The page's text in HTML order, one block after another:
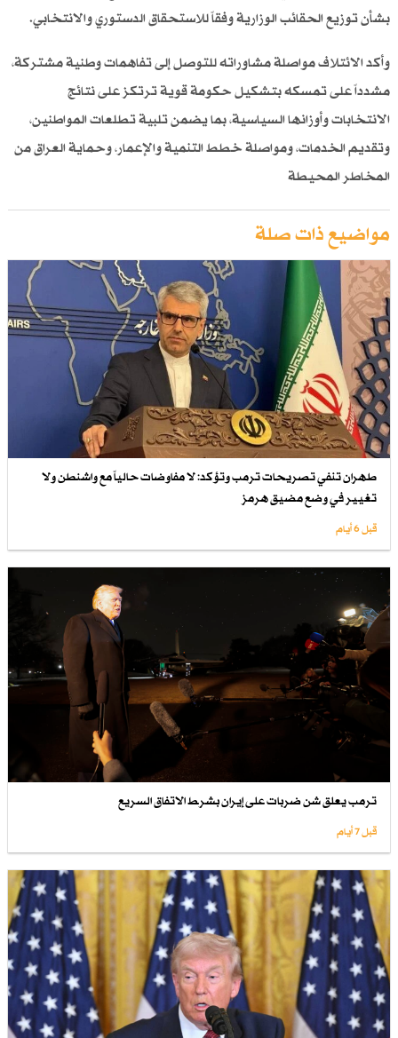
بشأن توزيع الحقائب الوزارية وفقاً للاستحقاق الدستوري والانتخابي.
وأكد الائتلاف مواصلة مشاوراته للتوصل إلى تفاهمات وطنية مشتركة،
مشدداً على تمسكه بتشكيل حكومة قوية ترتكز على نتائج
الانتخابات وأوزانها السياسية، بما يضمن تلبية تطلعات المواطنين،
وتقديم الخدمات، ومواصلة خطط التنمية والإعمار، وحماية العراق من
المخاطر المحيطة
مواضيع ذات صلة
طهران تنفي تصريحات ترمب وتؤكد: لا مفاوضات حالياً مع واشنطن ولا
تغيير في وضع مضيق هرمز
قبل 6 أيام
ترمب يعلق شن ضربات على إيران بشرط الاتفاق السريع
قبل 7 أيام